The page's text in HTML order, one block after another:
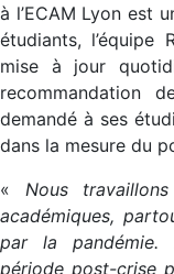
à l’ECAM Lyon est
étudiants, l’équipe
mise à jour
recommandation
demandé à ses
dans la mesure du
« Nous
académiques,
par la pandémie.
période post-crise